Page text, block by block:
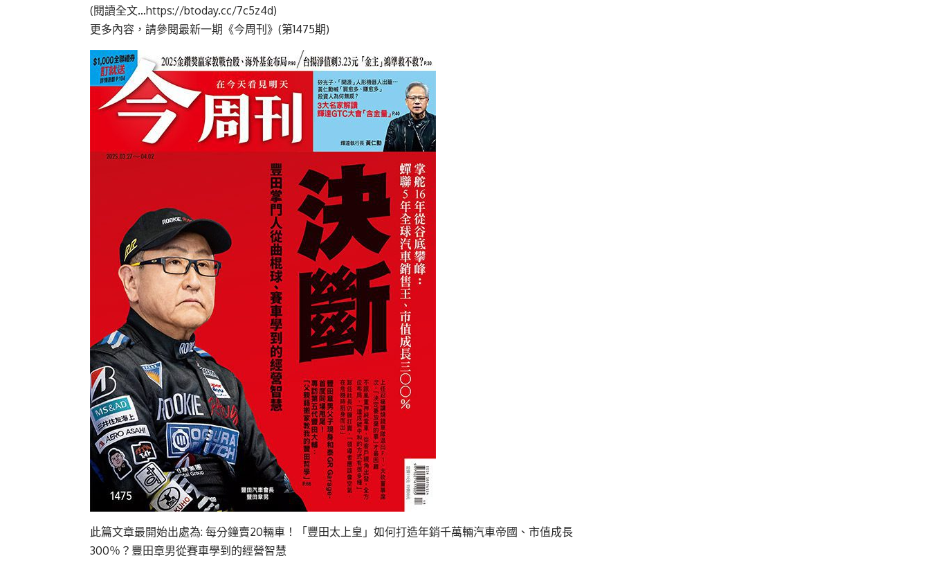
(閱讀全文…https://btoday.cc/7c5z4d)
更多內容，請參閱最新一期《今周刊》(第1475期)
此篇文章最開始出處為: 每分鐘賣20輛車！「豐田太上皇」如何打造年銷千萬輛汽車帝國、市值成長
300％？豐田章男從賽車學到的經營智慧